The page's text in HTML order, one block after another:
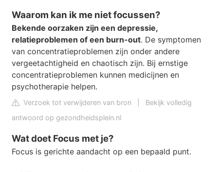
Waarom kan ik me niet focussen?
Bekende oorzaken zijn een depressie,
relatieproblemen of een burn-out. De symptomen
van concentratieproblemen zijn onder andere
vergeetachtigheid en chaotisch zijn. Bij ernstige
concentratieproblemen kunnen medicijnen en
psychotherapie helpen.
Verzoek tot verwijderen van bron
Bekijk volledig
antwoord op gezondheidsplein.nl
Wat doet Focus met je?
Focus is gerichte aandacht op een bepaald punt.